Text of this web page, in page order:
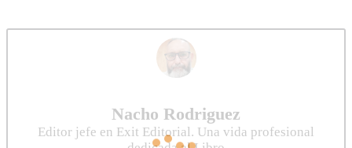
Nacho Rodriguez
Editor jefe en Exit Editorial. Una vida profesional